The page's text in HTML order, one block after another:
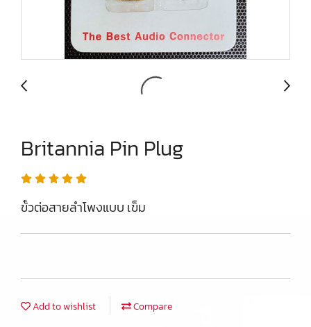
Britannia Pin Plug
ข้้วต่อสายลำโพงแบบ เข็ม
Add to wishlist Compare